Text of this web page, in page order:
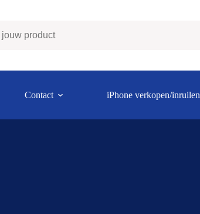
Contact iPhone verkopen/inruilen